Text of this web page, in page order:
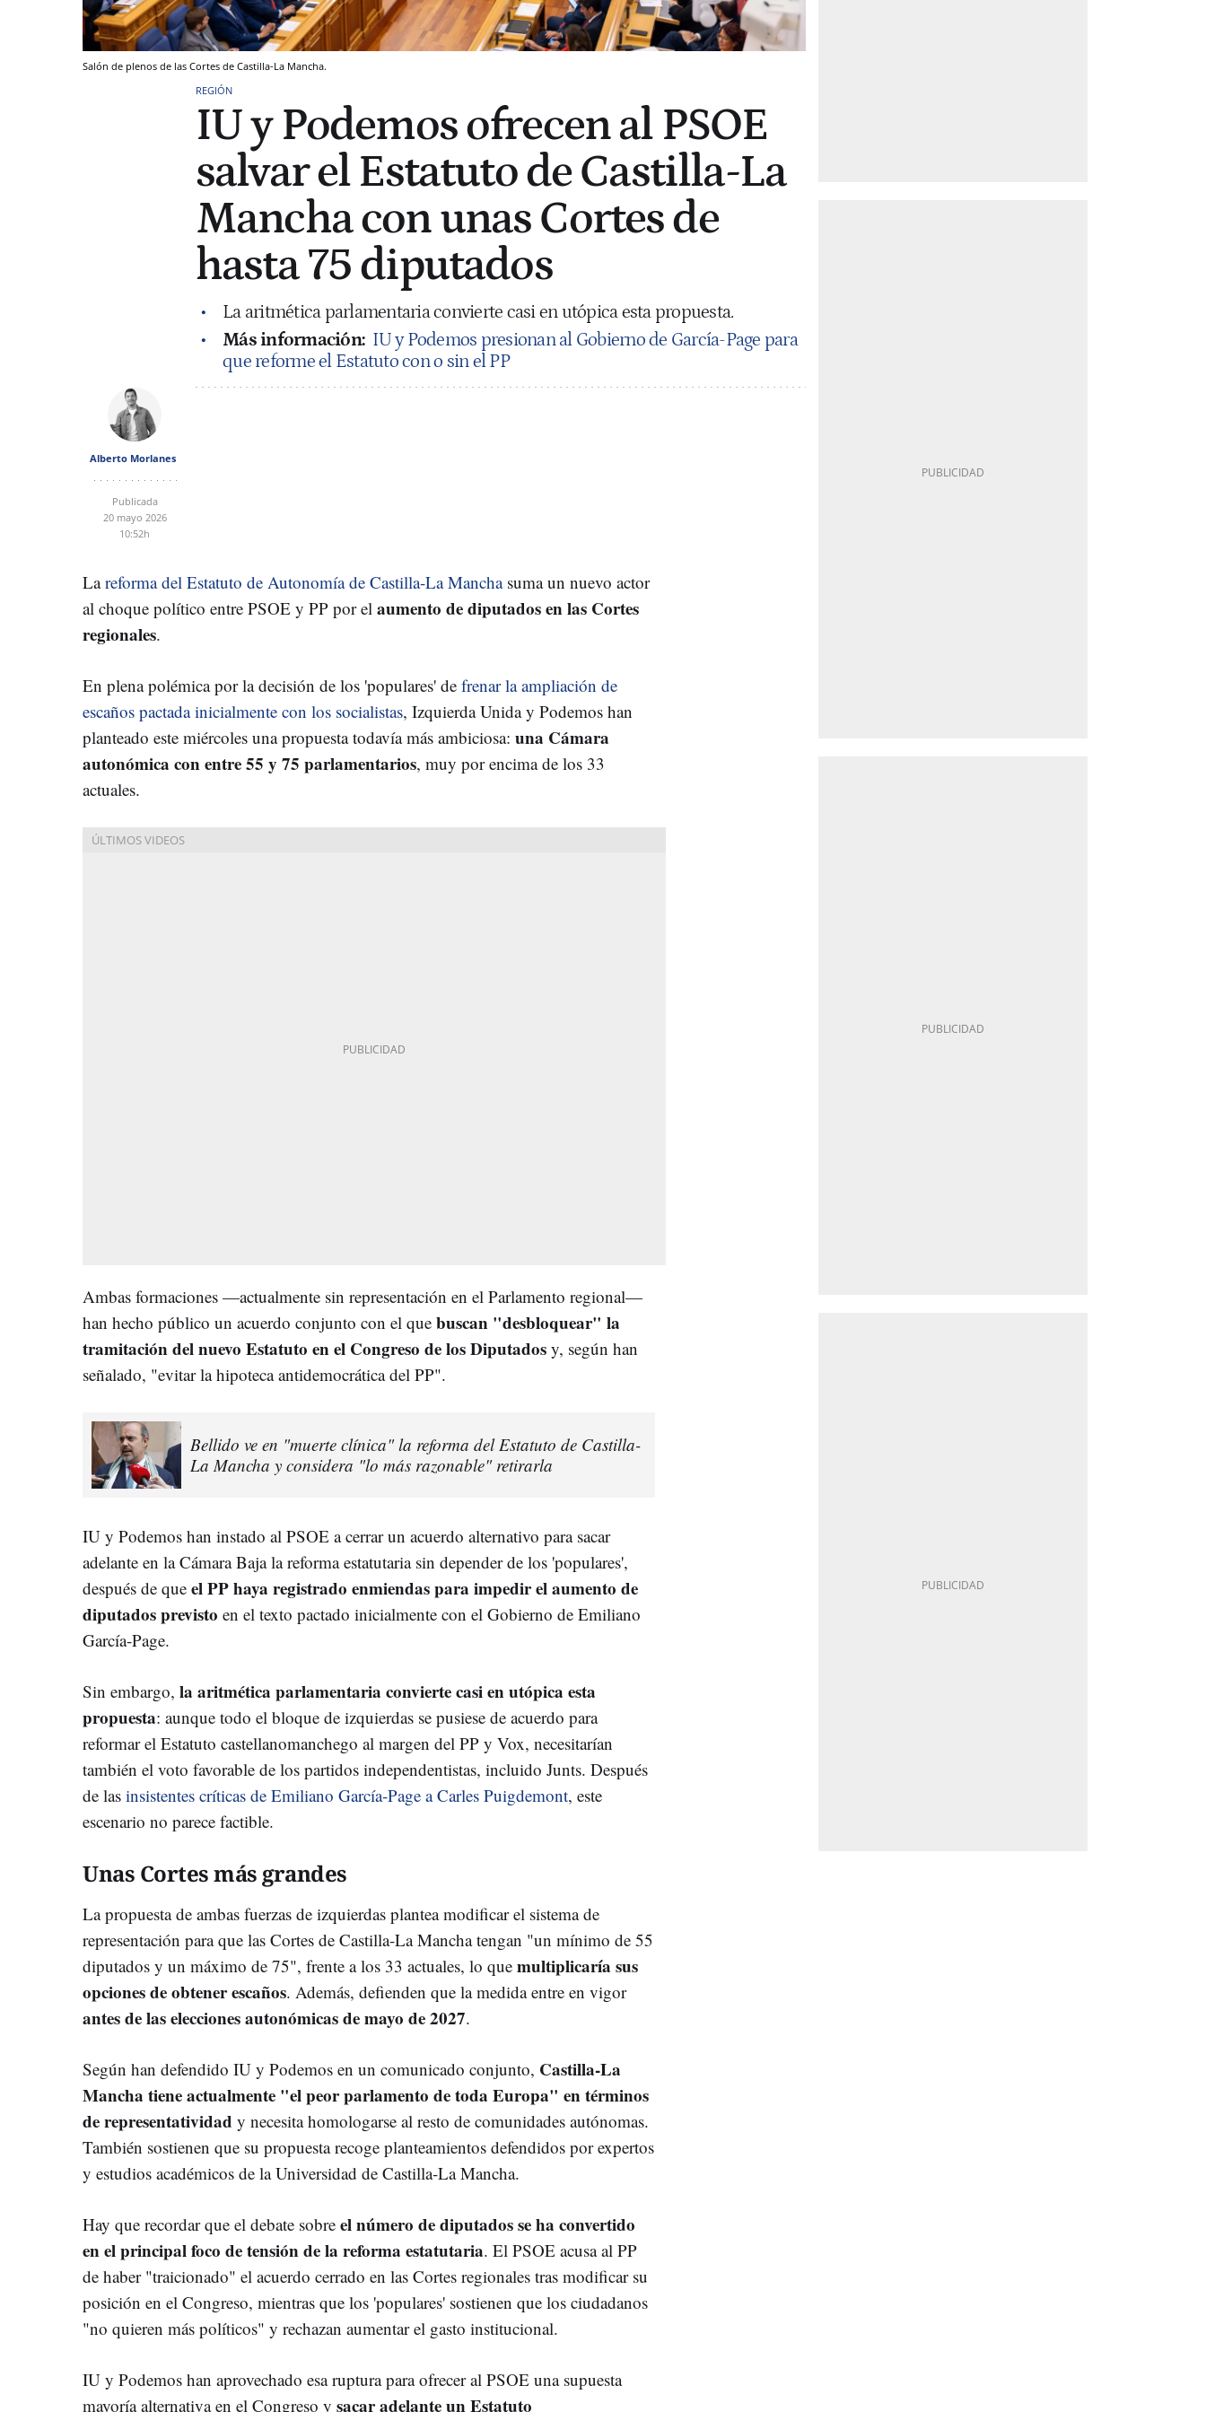
Salón de plenos de las Cortes de Castilla-La Mancha.
REGIÓN
IU y Podemos ofrecen al PSOE
salvar el Estatuto de Castilla-La
Mancha con unas Cortes de
hasta 75 diputados
La aritmética parlamentaria convierte casi en utópica esta propuesta.
Más información: IU y Podemos presionan al Gobierno de García-Page para
que reforme el Estatuto con o sin el PP
Alberto Morlanes
Publicada
20 mayo 2026
10:52h
Lareforma del Estatuto de Autonomía de Castilla-La Manchasuma un nuevo actor
al choque político entre PSOE y PP por el aumento de diputados en las Cortes
regionales.
En plena polémica por la decisión de los 'populares' de frenar la ampliación de
escaños pactada inicialmente con los socialistas, Izquierda Unida y Podemos han
planteado este miércoles una propuesta todavía más ambiciosa: una Cámara
autonómica con entre 55 y 75 parlamentarios, muy por encima de los 33
actuales.
Ambas formaciones —actualmente sin representación en el Parlamento regional—
han hecho público un acuerdo conjunto con el que buscan "desbloquear" la
tramitación del nuevo Estatuto en el Congreso de los Diputados y, según han
señalado, "evitar la hipoteca antidemocrática del PP".
Bellido ve en "muerte clínica" la reforma del Estatuto de Castilla-
La Mancha y considera "lo más razonable" retirarla
IU y Podemos han instado al PSOE a cerrar un acuerdo alternativo para sacar
adelante en la Cámara Baja la reforma estatutaria sin depender de los 'populares',
después de que el PP haya registrado enmiendas para impedir el aumento de
diputados previsto en el texto pactado inicialmente con el Gobierno de Emiliano
García-Page.
Sin embargo, la aritmética parlamentaria convierte casi en utópica esta
propuesta: aunque todo el bloque de izquierdas se pusiese de acuerdo para
reformar el Estatuto castellanomanchego al margen del PP y Vox, necesitarían
también el voto favorable de los partidos independentistas, incluido Junts. Después
de las insistentes críticas de Emiliano García-Page a Carles Puigdemont, este
escenario no parece factible.
Unas Cortes más grandes
La propuesta de ambas fuerzas de izquierdas plantea modificar el sistema de
representación para que las Cortes de Castilla-La Mancha tengan "un mínimo de 55
diputados y un máximo de 75", frente a los 33 actuales, lo que multiplicaría sus
opciones de obtener escaños. Además, defienden que la medida entre en vigor
antes de las elecciones autonómicas de mayo de 2027.
Según han defendido IU y Podemos en un comunicado conjunto, Castilla-La
Mancha tiene actualmente "el peor parlamento de toda Europa" en términos
de representatividad y necesita homologarse al resto de comunidades autónomas.
También sostienen que su propuesta recoge planteamientos defendidos por expertos
y estudios académicos de la Universidad de Castilla-La Mancha.
Hay que recordar que el debate sobre el número de diputados se ha convertido
en el principal foco de tensión de la reforma estatutaria. El PSOE acusa al PP
de haber "traicionado" el acuerdo cerrado en las Cortes regionales tras modificar su
posición en el Congreso, mientras que los 'populares' sostienen que los ciudadanos
"no quieren más políticos" y rechazan aumentar el gasto institucional.
IU y Podemos han aprovechado esa ruptura para ofrecer al PSOE una supuesta
mayoría alternativa en el Congreso y sacar adelante un Estatuto